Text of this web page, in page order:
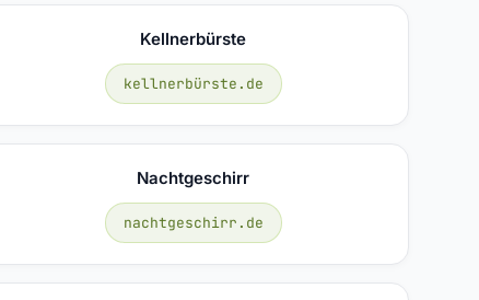
Kellnerbürste
kellnerbürste.de
Nachtgeschirr
nachtgeschirr.de